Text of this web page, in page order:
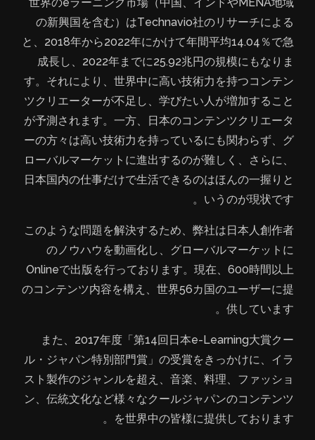
の新興国を含む）はTechnavio社のリサーチによる
と、2018年から2022年にかけて年間平均14.04％で急
成長し、2022年までに25.92兆円の規模にもなりま
す。それにより、世界中に高い技術力を持つコンテン
ツクリエーターが不足し、学びたい人が増加すること
が予測されます。一方、日本のコンテンツクリエータ
ーの方々は高い技術力を持っているにも関わらず、グ
ローバルマーケットに進出するのが難しく、さらに、
日本国内の仕事だけで生活できるのはほんの一握りと
いうのが現状です。
このような問題を解決するため、弊社は日本人創作者
のノウハウを動画化し、グローバルマーケットに
Onlineで出版を行っております。現在、600時間以上
のコンテンツ内容を構え、世界56カ国のユーザーに提
供しています。
また、2017年度「第14回日本e-Learning大賞クー
ル・ジャパン特別部門賞」の受賞をきっかけに、イラ
スト製作のジャンルを超え、音楽、料理、ファッショ
ン、伝統文化など様々なクールジャパンのコンテンツ
を世界中の皆様に提供しております。